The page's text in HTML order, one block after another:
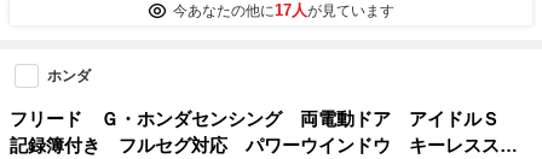
今あなたの他に17人が見ています
ホンダ
フリード Ｇ・ホンダセンシング 両電動ドア アイドルＳ
記録簿付き フルセグ対応 パワーウインドウ キーレススタ